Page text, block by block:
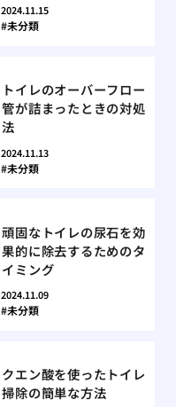
2024.11.15
未分類
トイレのオーバーフロー
管が詰まったときの対処
法
2024.11.13
未分類
頑固なトイレの尿石を効
果的に除去するためのタ
イミング
2024.11.09
未分類
クエン酸を使ったトイレ
掃除の簡単な方法